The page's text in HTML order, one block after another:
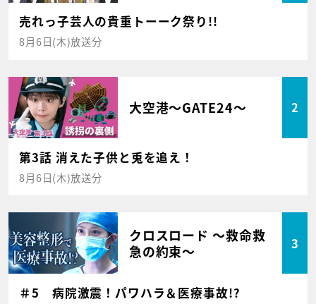
売れっ子芸人の貴重トーーク祭り!!
8月6日(木)放送分
大空港～GATE24～ 2
第3話 消えた子供と兎を追え！
8月6日(木)放送分
クロスロード ～救命救
急の約束～
3
＃5 病院激震！パワハラ＆医療事故!?